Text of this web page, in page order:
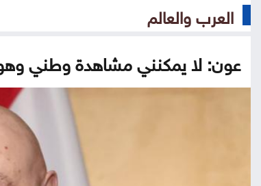
العرب والعالم
عون: لا يمكنني مشاهدة وطني وهو